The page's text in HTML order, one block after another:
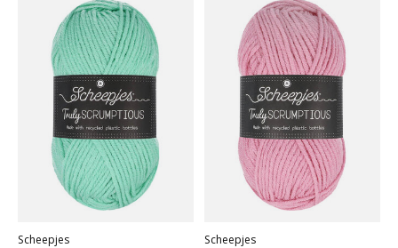
Scheepjes Scheepjes